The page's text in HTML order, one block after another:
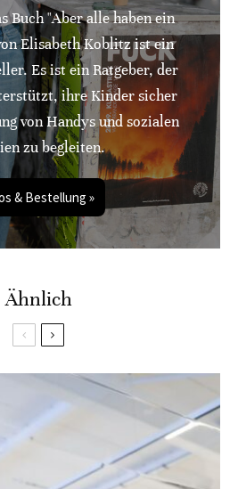
Buch "Aber alle haben ein
Elisabeth Koblitz ist ein
Es ist ein Ratgeber, der
ihre Kinder sicher
von Handys und sozialen
zu begleiten.
& Bestellung »
Ähnlich